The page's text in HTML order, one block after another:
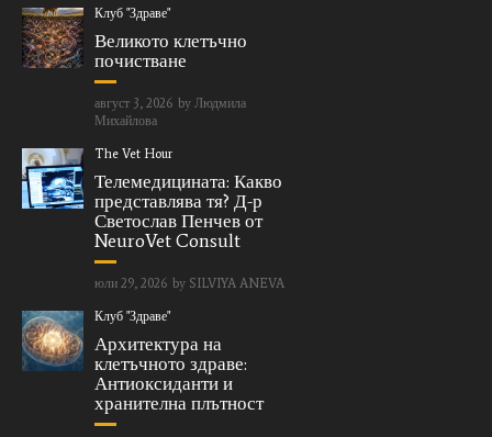
Клуб "Здраве"
Великото клетъчно
почистване
август 3, 2026 by Людмила
Михайлова
The Vet Hour
Телемедицината: Какво
представлява тя? Д-р
Светослав Пенчев от
NeuroVet Consult
юли 29, 2026 by SILVIYA ANEVA
Клуб "Здраве"
Архитектура на
клетъчното здраве:
Антиоксиданти и
хранителна плътност